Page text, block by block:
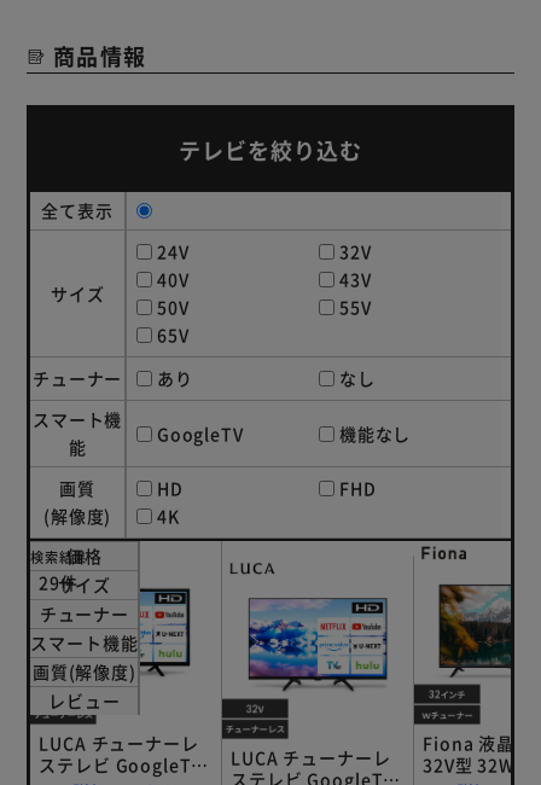
商品情報
テレビを絞り込む
全て表示
サイズ
24V
32V
40V
43V
50V
55V
65V
チューナー
あり
なし
スマート機
能
GoogleTV 機能なし
画質
(解像度)
HD
FHD
4K
価格
サイズ
チューナー
スマート機能
画質(解像度)
レビュー
LUCA チューナーレ
ステレビ GoogleTV
LUCA チューナーレ
ステレビ GoogleTV
Fiona 液晶テ
32V型
検索結果
29件